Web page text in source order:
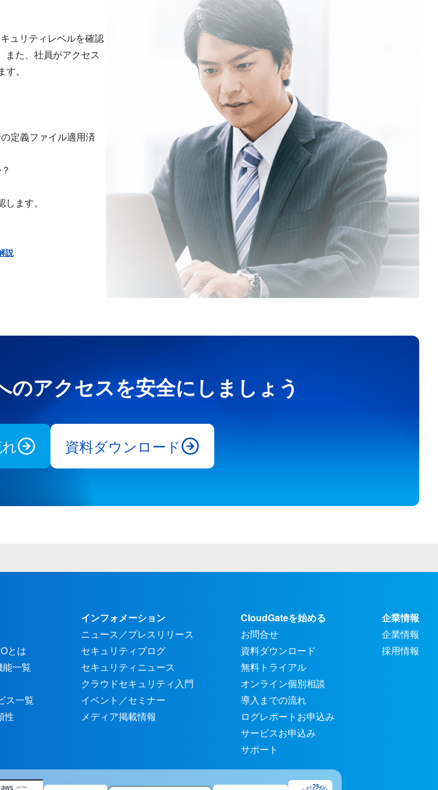
ュリティレベルを確認
また、社員がアクセス
。
定義ファイル適用済
ます。
説
アクセスを安全にしましょう
資料ダウンロード
とは
一覧
ス一覧
性
インフォメーション
ニュース／プレスリリース
セキュリティブログ
セキュリティニュース
クラウドセキュリティ入門
イベント／セミナー
メディア掲載情報
CloudGateを始める
お問合せ
資料ダウンロード
無料トライアル
オンライン個別相談
導入までの流れ
ログレポートお申込み
サービスお申込み
サポート
企業情報
企業情報
採用情報